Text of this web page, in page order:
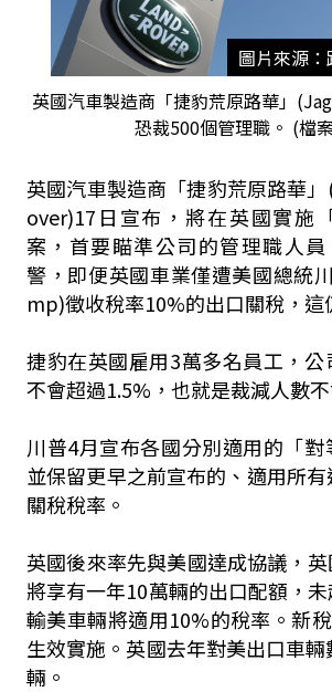
圖片來源
英國汽車製造商「捷豹荒原路華」
恐裁500個管理職。 (檔
英國汽車製造商「捷豹荒原路華
over)17日宣布，將在英國實施
案，首要瞄準公司的管理職人
警，即便英國車業僅遭美國總統
mp)徵收稅率10%的出口關稅，這
捷豹在英國雇用3萬多名員工，
不會超過1.5%，也就是裁減人數
川普4月宣布各國分別適用的「對
並保留更早之前宣布的、適用所
關稅稅率。
英國後來率先與美國達成協議，
將享有一年10萬輛的出口配額，
輸美車輛將適用10%的稅率。新
生效實施。英國去年對美出口車
輛。